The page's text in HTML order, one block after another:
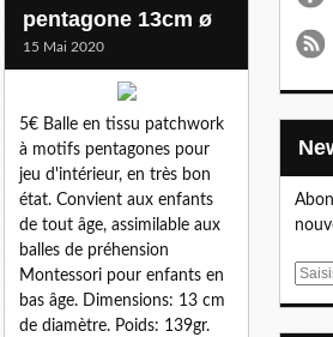
pentagone 13cm ø
15 Mai 2020
5€ Balle en tissu patchwork
à motifs pentagones pour
jeu d'intérieur, en très bon
état. Convient aux enfants
de tout âge, assimilable aux
balles de préhension
Montessori pour enfants en
bas âge. Dimensions: 13 cm
de diamètre. Poids: 139gr.
E